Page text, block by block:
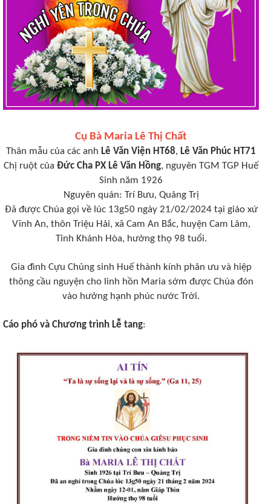
Cụ Bà Maria Lê Thị Chất
Thân mẫu của các anh Lê Văn Viện HT68, Lê Văn Phúc HT71
Chị ruột của Đức Cha PX Lê Văn Hồng, nguyên TGM TGP Huế
Sinh năm 1926
Nguyên quán: Trí Bưu, Quảng Trị
Đã được Chúa gọi về lúc 13g50 ngày 21/02/2024 tại giáo xứ
Vĩnh An, thôn Triệu Hải, xã Cam An Bắc, huyện Cam Lâm,
Tỉnh Khánh Hòa, hưởng thọ 98 tuổi.
Gia đình Cựu Chủng sinh Huế thành kính phân ưu và hiệp
thông cầu nguyện cho linh hồn Maria sớm được Chúa đón
vào hưởng hạnh phúc nước Trời.
Cáo phó và Chương trình Lễ tang: